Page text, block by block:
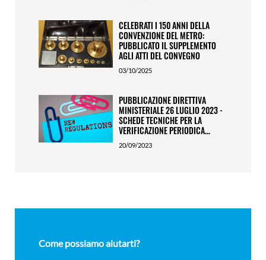
CELEBRATI I 150 ANNI DELLA
CONVENZIONE DEL METRO:
PUBBLICATO IL SUPPLEMENTO
AGLI ATTI DEL CONVEGNO
03/10/2025
PUBBLICAZIONE DIRETTIVA
MINISTERIALE 26 LUGLIO 2023 -
SCHEDE TECNICHE PER LA
VERIFICAZIONE PERIODICA...
20/09/2023
Come possiamo aiutarti?